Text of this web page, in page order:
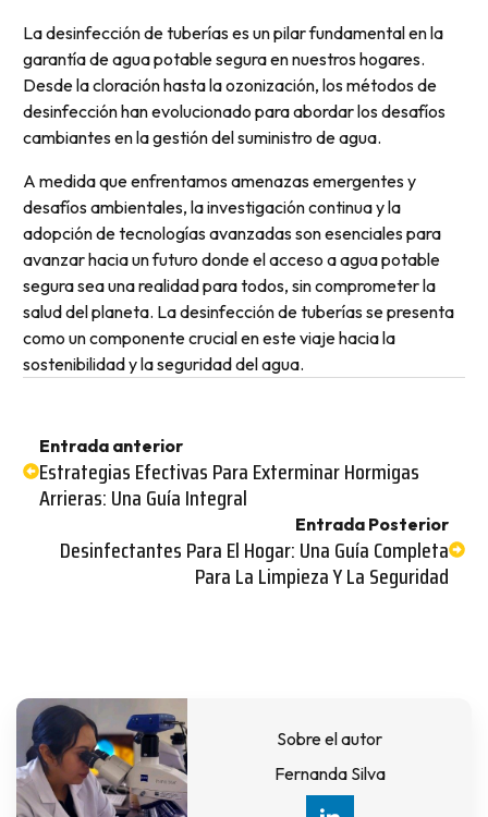
La desinfección de tuberías es un pilar fundamental en la
garantía de agua potable segura en nuestros hogares.
Desde la cloración hasta la ozonización, los métodos de
desinfección han evolucionado para abordar los desafíos
cambiantes en la gestión del suministro de agua.
A medida que enfrentamos amenazas emergentes y
desafíos ambientales, la investigación continua y la
adopción de tecnologías avanzadas son esenciales para
avanzar hacia un futuro donde el acceso a agua potable
segura sea una realidad para todos, sin comprometer la
salud del planeta. La desinfección de tuberías se presenta
como un componente crucial en este viaje hacia la
sostenibilidad y la seguridad del agua.
Entrada anterior
Estrategias Efectivas Para Exterminar Hormigas
Arrieras: Una Guía Integral
Entrada Posterior
Desinfectantes Para El Hogar: Una Guía Completa
Para La Limpieza Y La Seguridad
Sobre el autor
Fernanda Silva